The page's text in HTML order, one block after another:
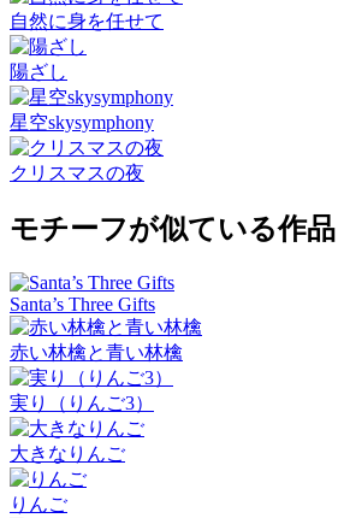
自然に身を任せて
陽ざし
星空skysymphony
クリスマスの夜
モチーフが似ている作品
Santa’s Three Gifts
赤い林檎と青い林檎
実り（りんご3）
大きなりんご
りんご